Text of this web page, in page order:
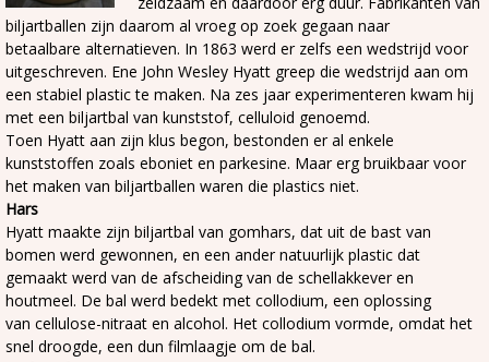
biljartballen zijn daarom al vroeg op zoek gegaan naar
betaalbare alternatieven. In 1863 werd er zelfs een wedstrijd voor
uitgeschreven. Ene John Wesley Hyatt greep die wedstrijd aan om
een stabiel plastic te maken. Na zes jaar experimenteren kwam hij
met een biljartbal van kunststof, celluloid genoemd.
Toen Hyatt aan zijn klus begon, bestonden er al enkele
kunststoffen zoals eboniet en parkesine. Maar erg bruikbaar voor
het maken van biljartballen waren die plastics niet.
Hars
Hyatt maakte zijn biljartbal van gomhars, dat uit de bast van
bomen werd gewonnen, en een ander natuurlijk plastic dat
gemaakt werd van de afscheiding van de schellakkever en
houtmeel. De bal werd bedekt met collodium, een oplossing
van cellulose-nitraat en alcohol. Het collodium vormde, omdat het
snel droogde, een dun filmlaagje om de bal.